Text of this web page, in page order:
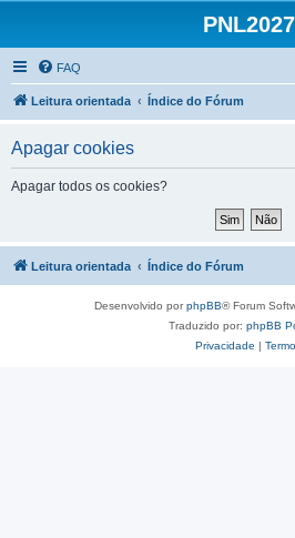
PNL2027
FAQ
Leitura orientada Índice do Fórum
Apagar cookies
Apagar todos os cookies?
Leitura orientada Índice do Fórum
Desenvolvido porphpBB® Forum
Traduzido por: phpBB
Privacidade |